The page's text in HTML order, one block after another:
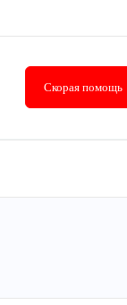
Скорая помощь